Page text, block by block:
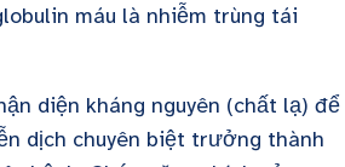
máu là nhiễm trùng tái
diện kháng nguyên (chất lạ) để
dịch chuyên biệt trưởng thành